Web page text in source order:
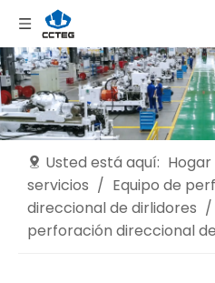
Usted está aquí: Hogar
servicios / Equipo de
direccional de dirlidores /
perforación direccional